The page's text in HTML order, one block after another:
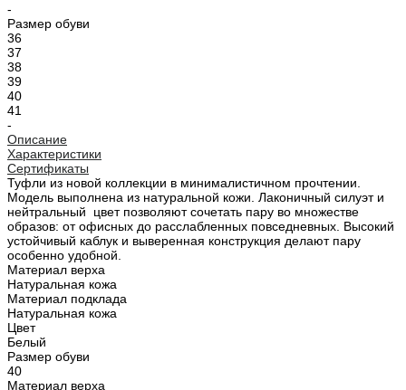
-
Размер обуви
36
37
38
39
40
41
-
Описание
Характеристики
Сертификаты
Туфли из новой коллекции в минималистичном прочтении.
Модель выполнена из натуральной кожи. Лаконичный силуэт и
нейтральный цвет позволяют сочетать пару во множестве
образов: от офисных до расслабленных повседневных. Высокий
устойчивый каблук и выверенная конструкция делают пару
особенно удобной.
Материал верха
Натуральная кожа
Материал подклада
Натуральная кожа
Цвет
Белый
Размер обуви
40
Материал верха